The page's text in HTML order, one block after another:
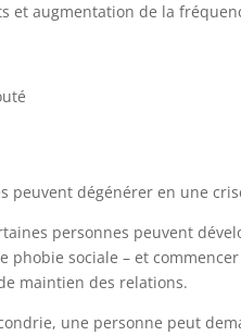
et augmentation de la
peuvent dégénérer en une
personnes peuvent
phobie sociale – et
maintien des relations.
une personne peut